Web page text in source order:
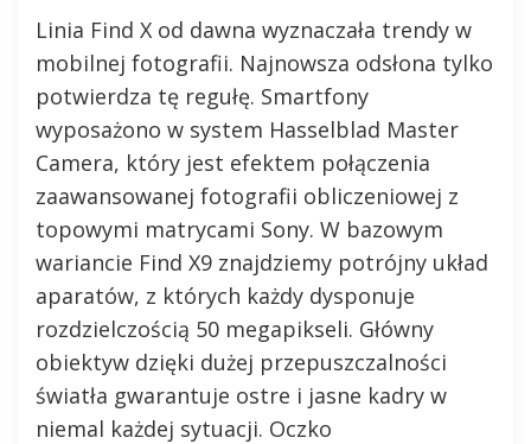
Linia Find X od dawna wyznaczała trendy w
mobilnej fotografii. Najnowsza odsłona tylko
potwierdza tę regułę. Smartfony
wyposażono w system Hasselblad Master
Camera, który jest efektem połączenia
zaawansowanej fotografii obliczeniowej z
topowymi matrycami Sony. W bazowym
wariancie Find X9 znajdziemy potrójny układ
aparatów, z których każdy dysponuje
rozdzielczością 50 megapikseli. Główny
obiektyw dzięki dużej przepuszczalności
światła gwarantuje ostre i jasne kadry w
niemal każdej sytuacji. Oczko